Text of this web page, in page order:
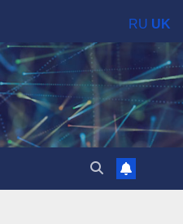
RU UK